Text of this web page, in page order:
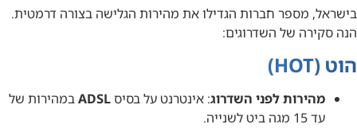
בישראל, מספר חברות הגדילו את מהירות הגלישה בצורה דרמטית.
הנה סקירה של השדרוגים:
הוט (HOT
)
מהירות לפני השדרוג: אינטרנט על בסיסADSLבמהירות של
עד 15 מגה ביט לשנייה.